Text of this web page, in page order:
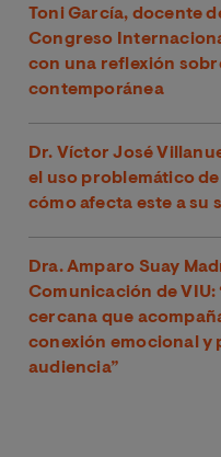
Toni García, docente
Congreso
con una reflexión
contemporánea
Dr. Víctor José
el uso problemático
cómo afecta este a su
Dra. Amparo Suay
Comunicación de VIU:
cercana que
conexión emocional y
audiencia”